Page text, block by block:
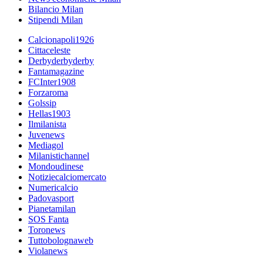
Bilancio Milan
Stipendi Milan
Calcionapoli1926
Cittaceleste
Derbyderbyderby
Fantamagazine
FCInter1908
Forzaroma
Golssip
Hellas1903
Ilmilanista
Juvenews
Mediagol
Milanistichannel
Mondoudinese
Notiziecalciomercato
Numericalcio
Padovasport
Pianetamilan
SOS Fanta
Toronews
Tuttobolognaweb
Violanews